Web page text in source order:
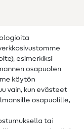
esimerkiksi
osapuolen
käytön
vain, kun evästeet
osapuolille,
tai